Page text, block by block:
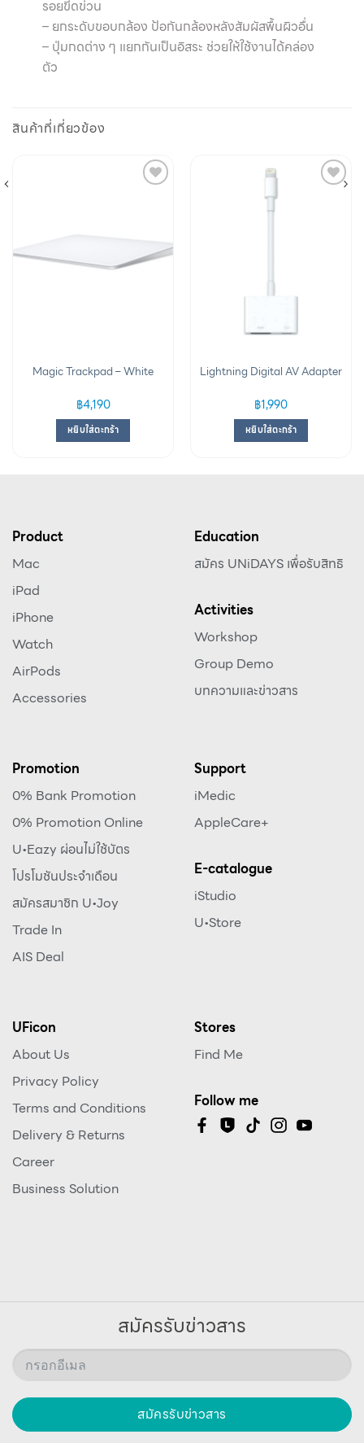
รอยขีดข่วน
– ยกระดับขอบกล้อง ป้อกันกล้องหลังสัมผัสพื้นผิวอื่น
– ปุ่มกดต่าง ๆ แยกกันเป็นอิสระ ช่วยให้ใช้งานได้คล่อง
ตัว
สินค้าที่เกี่ยวข้อง
Magic Trackpad – White
฿4,190
หยิบใส่ตะกร้า
Lightning Digital AV Adapter
฿1,990
หยิบใส่ตะกร้า
Product
Mac
iPad
iPhone
Watch
AirPods
Accessories
Education
สมัคร UNiDAYS เพื่อรับสิทธิ
Activities
Workshop
Group Demo
บทความและข่าวสาร
Promotion
0% Bank Promotion
0% Promotion Online
U•Eazy ผ่อนไม่ใช้บัตร
โปรโมชันประจำเดือน
สมัครสมาชิก U•Joy
Trade In
AIS Deal
Support
iMedic
AppleCare+
E-catalogue
iStudio
U•Store
UFicon
About Us
Privacy Policy
Terms and Conditions
Delivery & Returns
Career
Business Solution
Stores
Find Me
Follow me
สมัครรับข่าวสาร
สมัครรับข่าวสาร